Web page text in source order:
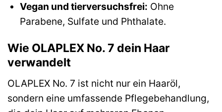
Vegan und tierversuchsfrei: Ohne
Parabene, Sulfate und Phthalate.
Wie OLAPLEX No. 7 dein Haar
verwandelt
OLAPLEX No. 7 ist nicht nur ein Haaröl,
sondern eine umfassende Pflegebehandlung,